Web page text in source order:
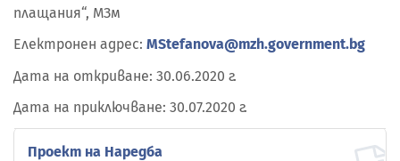
плащания“, МЗм
Електронен адрес: MStefanova@mzh.government.bg
Дата на откриване: 30.06.2020 г.
Дата на приключване: 30.07.2020 г.
Проект на Наредба